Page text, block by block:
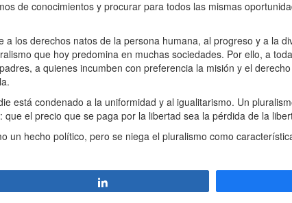
de conocimientos y procurar para todos las mismas
derechos natos de la persona humana, al progreso y a la
que hoy predomina en muchas sociedades. Por ello, a
a quienes incumben con preferencia la misión y el
condenado a la uniformidad y al igualitarismo. Un
el precio que se paga por la libertad sea la pérdida de la
hecho político, pero se niega el pluralismo como